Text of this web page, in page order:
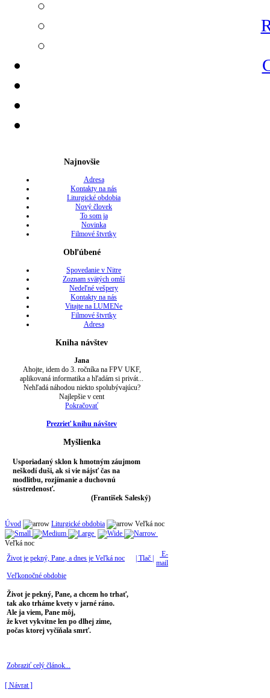
Najnovšie
Adresa
Kontakty na nás
Liturgické obdobia
Nový človek
To som ja
Novinka
Filmové štvrtky
Obľúbené
Spovedanie v Nitre
Zoznam svätých omší
Nedeľné vešpery
Kontakty na nás
Vitajte na LUMENe
Filmové štvrtky
Adresa
Kniha návštev
Jana
Ahojte, idem do 3. ročníka na FPV UKF,
aplikovaná informatika a hľadám si privát...
Nehľadá náhodou niekto spolubývajúcu?
Najlepšie v cent
Pokračovať
Prezrieť knihu návštev
Myšlienka
Usporiadaný sklon k hmotným záujmom
neškodí duši, ak si vie nájsť čas na
modlitbu, rozjímanie a duchovnú
sústredenosť.
(František Saleský)
Úvod Liturgické obdobia Veľká noc
Veľká noc
Život je pekný, Pane, a dnes je Veľká noc
| Tlač |
E-
mail
Veľkonočné obdobie
Život je pekný, Pane, a chcem ho trhať,
tak ako trháme kvety v jarné ráno.
Ale ja viem, Pane môj,
že kvet vykvitne len po dlhej zime,
počas ktorej vyčíňala smrť.
Zobraziť celý článok...
[ Návrat ]